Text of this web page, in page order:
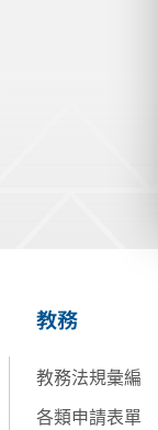
教務
教務法規彙編
各類申請表單